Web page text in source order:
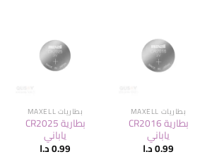
بطاريات MAXELL
بطارية CR2016
ياباني
0.99د.ا
بطاريات MAXELL
بطارية CR2025
ياباني
0.99د.ا